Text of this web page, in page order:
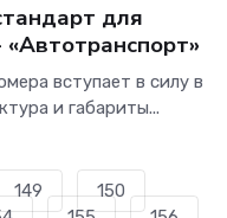
для
вступает в силу в
и габариты...
149
150